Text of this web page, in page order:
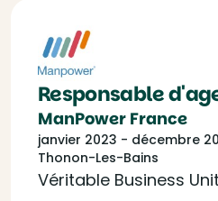
Responsable
ManPower France
janvier 2023 - décembre
Thonon-Les-Bains
Véritable Business